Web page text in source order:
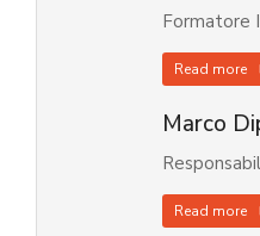
Formatore
Read more
Marco
Read more